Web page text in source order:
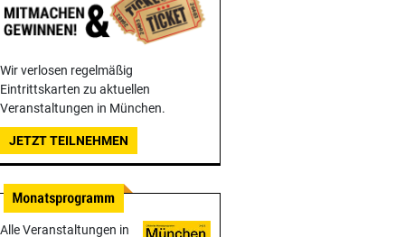
Wir verlosen regelmäßig
Eintrittskarten zu aktuellen
Veranstaltungen in München.
JETZT TEILNEHMEN
Alle Veranstaltungen in